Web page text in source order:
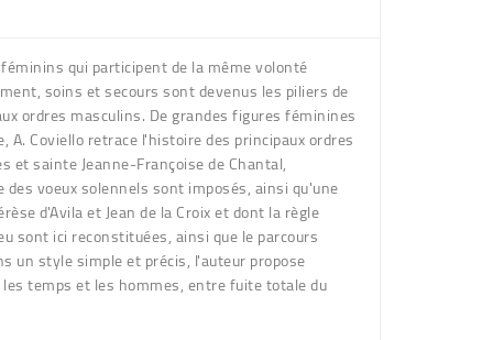
qui participent de la même volonté
soins et secours sont devenus les piliers de
ordres masculins. De grandes figures féminines
Coviello retrace l'histoire des principaux ordres
sainte Jeanne-Françoise de Chantal,
voeux solennels sont imposés, ainsi qu'une
d'Avila et Jean de la Croix et dont la règle
sont ici reconstituées, ainsi que le parcours
un style simple et précis, l'auteur propose
temps et les hommes, entre fuite totale du